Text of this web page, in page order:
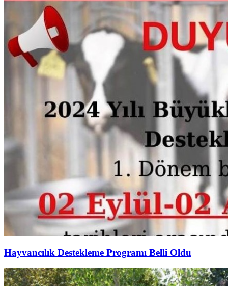
Hayvancılık Destekleme Programı Belli Oldu